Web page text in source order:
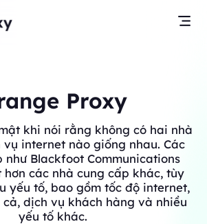
Proxy
khi nói rằng không có hai nhà
internet nào giống nhau. Các
như Blackfoot Communications
các nhà cung cấp khác, tùy
yếu tố, bao gồm tốc độ internet,
dịch vụ khách hàng và nhiều
yếu tố khác.